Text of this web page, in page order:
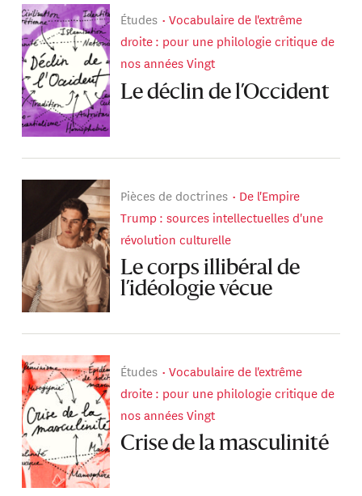
Études
Vocabulaire de l'extrême
droite : pour une philologie critique de
nos années Vingt
Le déclin de l’Occident
Pièces de doctrines
De l'Empire
Trump : sources intellectuelles d'une
révolution culturelle
Le corps illibéral de
l’idéologie vécue
Études
Vocabulaire de l'extrême
droite : pour une philologie critique de
nos années Vingt
Crise de la masculinité